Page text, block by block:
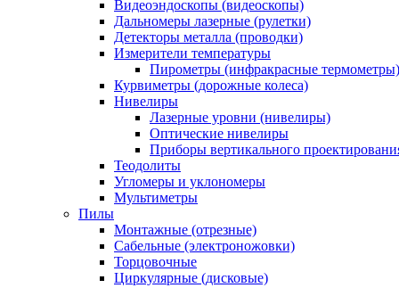
Видеоэндоскопы (видеоскопы)
Дальномеры лазерные (рулетки)
Детекторы металла (проводки)
Измерители температуры
Пирометры (инфракрасные термометры)
Курвиметры (дорожные колеса)
Нивелиры
Лазерные уровни (нивелиры)
Оптические нивелиры
Приборы вертикального
Теодолиты
Угломеры и уклономеры
Мультиметры
Пилы
Монтажные (отрезные)
Сабельные (электроножовки)
Торцовочные
Циркулярные (дисковые)